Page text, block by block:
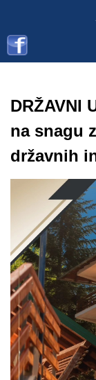
DRŽAVNI
na snagu
državnih